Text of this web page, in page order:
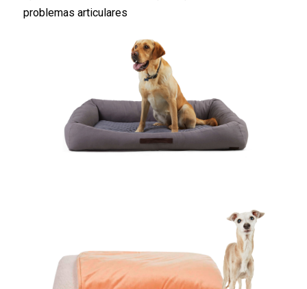
problemas articulares